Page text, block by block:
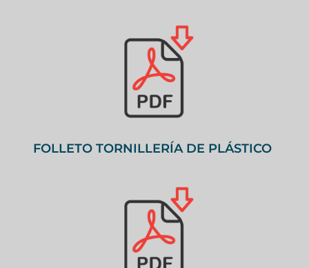
FOLLETO TORNILLERÍA DE PLÁSTICO